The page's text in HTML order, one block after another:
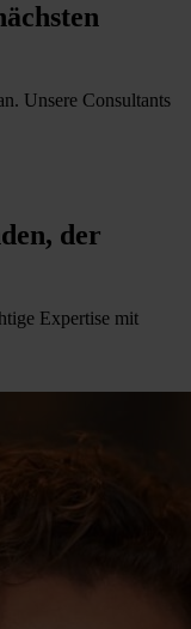
Unsere Consultants
der
Expertise mit